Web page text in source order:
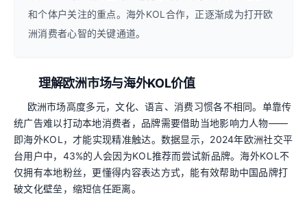
和个体户关注的重点。海外KOL合作，正逐渐成为打开欧
洲消费者心智的关键通道。
理解欧洲市场与海外KOL价值
欧洲市场高度多元，文化、语言、消费习惯各不相同。单靠传
统广告难以打动本地消费者，品牌需要借助当地影响力人物——
即海外KOL，才能实现精准触达。数据显示，2024年欧洲社交平
台用户中，43%的人会因为KOL推荐而尝试新品牌。海外KOL不
仅拥有本地粉丝，更懂得内容表达方式，能有效帮助中国品牌打
破文化壁垒，缩短信任距离。